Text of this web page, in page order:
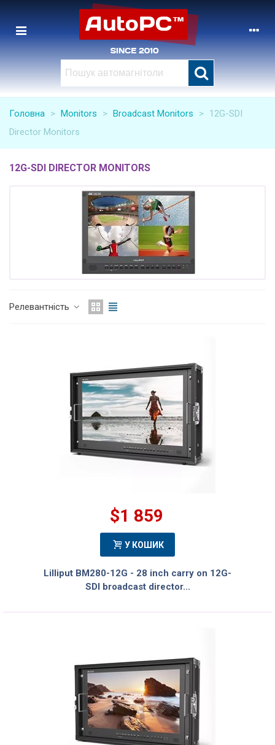
Головна > Monitors > Broadcast Monitors > 12G-SDI
Director Monitors
12G-SDI DIRECTOR MONITORS
Релевантність
$1 859
У КОШИК
Lilliput BM280-12G - 28 inch carry on 12G-
SDI broadcast director...